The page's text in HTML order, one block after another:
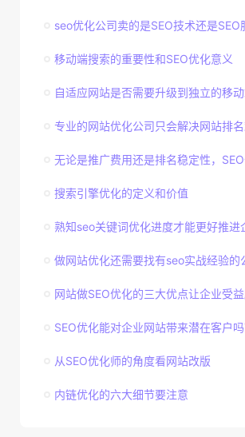
seo优化公司卖的是SEO技术还是SEO
移动端搜索的重要性和SEO优化意义
自适应网站是否需要升级到独立的移动
专业的网站优化公司只会解决网站排
无论是推广费用还是排名稳定性，
搜索引擎优化的定义和价值
熟知seo关键词优化进度才能更好推进
做网站优化还需要找有seo实战经验的
网站做SEO优化的三大优点让企业受
SEO优化能对企业网站带来潜在客户吗
从SEO优化师的角度看网站改版
内链优化的六大细节要注意